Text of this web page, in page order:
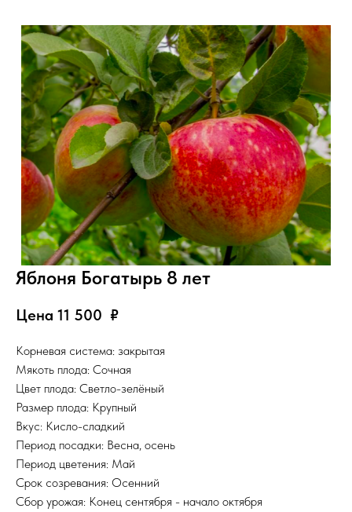
Яблоня Богатырь 8 лет
Цена 11 500 ₽
Корневая система: закрытая
Мякоть плода: Сочная
Цвет плода: Светло-зелёный
Размер плода: Крупный
Вкус: Кисло-сладкий
Период посадки: Весна, осень
Период цветения: Май
Срок созревания: Осенний
Сбор урожая: Конец сентября - начало октября